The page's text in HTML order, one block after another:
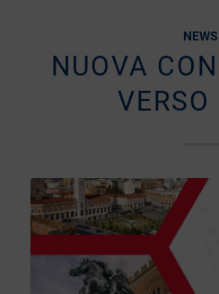
NEWS
NUOVA
VERSO